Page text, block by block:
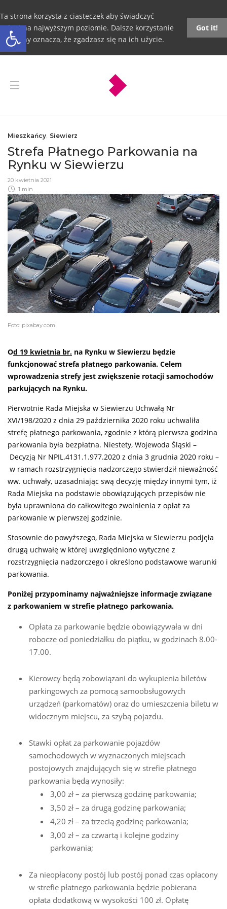
Otwórz pasek narzędzi
Ta strona korzysta z ciasteczek aby świadczyć
usługi na najwyższym poziomie. Dalsze korzystanie
ze strony oznacza, że zgadzasz się na ich użycie.
Got it!
Mieszkańcy, Siewierz
Strefa Płatnego Parkowania na
Rynku w Siewierzu
20 kwietnia 2021
1 min
Foto: pixabay.com
Od 19 kwietnia br. na Rynku w Siewierzu będzie
funkcjonować strefa płatnego parkowania. Celem
wprowadzenia strefy jest zwiększenie rotacji samochodów
parkujących na Rynku.
Pierwotnie Rada Miejska w Siewierzu Uchwałą Nr
XVI/198/2020 z dnia 29 października 2020 roku uchwaliła
strefę płatnego parkowania, zgodnie z którą pierwsza godzina
parkowania była bezpłatna. Niestety, Wojewoda Śląski –
Decyzją Nr NPIL.4131.1.977.2020 z dnia 3 grudnia 2020 roku –
w ramach rozstrzygnięcia nadzorczego stwierdził nieważność
ww. uchwały, uzasadniając swą decyzję między innymi tym, iż
Rada Miejska na podstawie obowiązujących przepisów nie
była uprawniona do całkowitego zwolnienia z opłat za
parkowanie w pierwszej godzinie.
Stosownie do powyższego, Rada Miejska w Siewierzu podjęła
drugą uchwałę w której uwzględniono wytyczne z
rozstrzygnięcia nadzorczego i określono podstawowe warunki
parkowania.
Poniżej przypominamy najważniejsze informacje związane
z parkowaniem w strefie płatnego parkowania.
Opłata za parkowanie będzie obowiązywała w dni
robocze od poniedziałku do piątku, w godzinach 8.00-
17.00.
Kierowcy będą zobowiązani do wykupienia biletów
parkingowych za pomocą samoobsługowych
urządzeń (parkomatów) oraz do umieszczenia biletu w
widocznym miejscu, za szybą pojazdu.
Stawki opłat za parkowanie pojazdów
samochodowych w wyznaczonych miejscach
postojowych znajdujących się w strefie płatnego
parkowania będą wynosiły:
3,00 zł – za pierwszą godzinę parkowania;
3,50 zł – za drugą godzinę parkowania;
4,20 zł – za trzecią godzinę parkowania;
3,00 zł – za czwartą i kolejne godziny
parkowania;
Za nieopłacony postój lub postój ponad czas opłacony
w strefie płatnego parkowania będzie pobierana
opłata dodatkową w wysokości 100 zł. Opłatę